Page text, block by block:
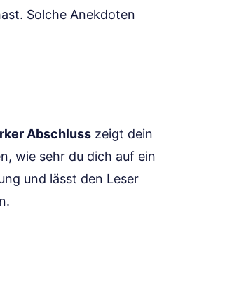
Solche Anekdoten
Abschluss zeigt dein
wie sehr du dich auf ein
und lässt den Leser